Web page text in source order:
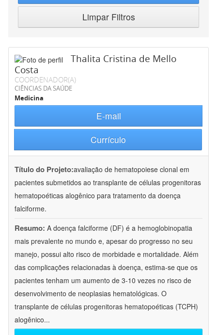
Limpar Filtros
Thalita Cristina de Mello
Costa
COORDENADOR(A)
CIÊNCIAS DA SAÚDE
Medicina
E-mail
Currículo
Título do Projeto:avaliação de hematopoiese clonal em
pacientes submetidos ao transplante de células progenitoras
hematopoéticas alogênico para tratamento da doença
falciforme.
Resumo: A doença falciforme (DF) é a hemoglobinopatia
mais prevalente no mundo e, apesar do progresso no seu
manejo, possui alto risco de morbidade e mortalidade. Além
das complicações relacionadas à doença, estima-se que os
pacientes tenham um aumento de 3-10 vezes no risco de
desenvolvimento de neoplasias hematológicas. O
transplante de células progenitoras hematopoéticas (TCPH)
alogênico...